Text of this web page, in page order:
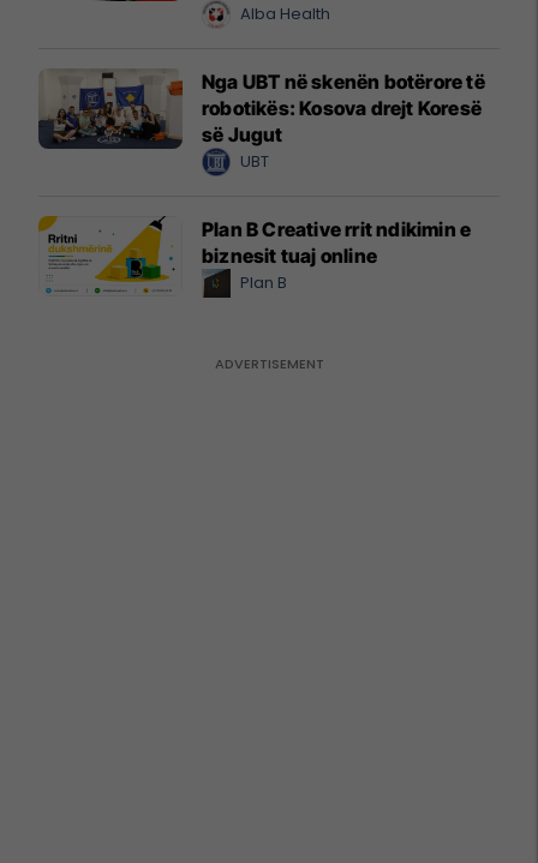
Alba Health
Nga UBT në skenën botërore të
robotikës: Kosova drejt Koresë
së Jugut
UBT
Plan B Creative rrit ndikimin e
biznesit tuaj online
Plan B